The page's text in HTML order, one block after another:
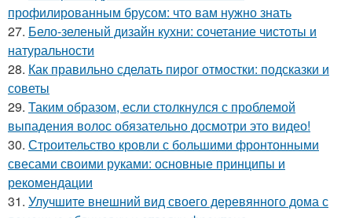
профилированным брусом: что вам нужно знать
27. Бело-зеленый дизайн кухни: сочетание чистоты и
натуральности
28. Как правильно сделать пирог отмостки: подсказки и
советы
29. Таким образом, если столкнулся с проблемой
выпадения волос обязательно досмотри это видео!
30. Строительство кровли с большими фронтонными
свесами своими руками: основные принципы и
рекомендации
31. Улучшите внешний вид своего деревянного дома с